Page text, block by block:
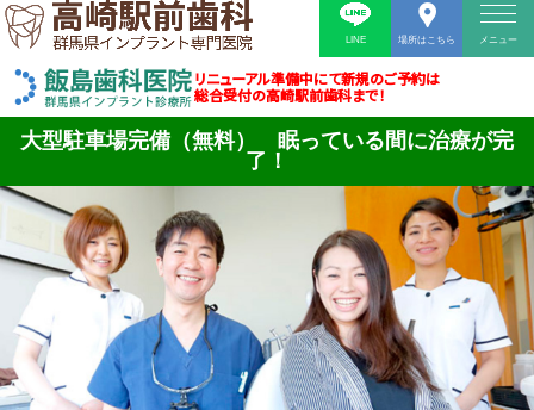
LINE 場所はこちら メニュー
リニューアル準備中にて新規のご予約は
総合受付の高崎駅前歯科まで！
大型駐車場完備（無料） 眠っている間に治療が完
了！